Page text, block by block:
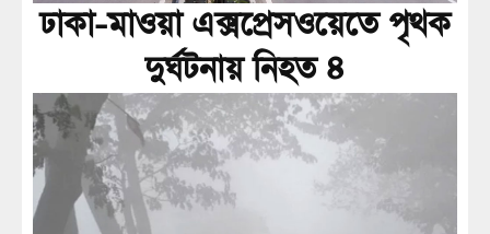
ঢাকা-মাওয়া এক্সপ্রেসওয়েতে পৃথক
দুর্ঘটনায় নিহত ৪